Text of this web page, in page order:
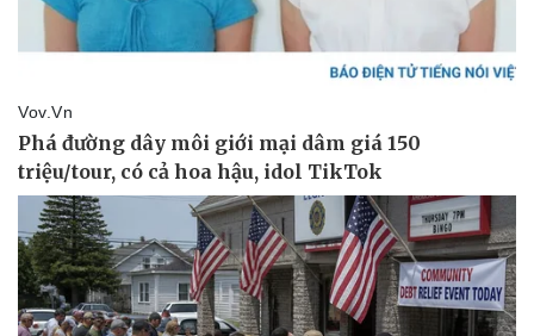
Kinh tế
Khởi nghiệp
Thị trường
Tỷ giá
Chứng khoán